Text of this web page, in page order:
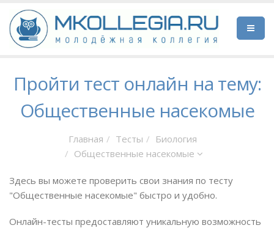
Пройти тест онлайн на тему:
Общественные насекомые
Главная Тесты
Биология
Общественные насекомые
Здесь вы можете проверить свои знания по тесту
"Общественные насекомые" быстро и удобно.
Онлайн-тесты предоставляют уникальную возможность